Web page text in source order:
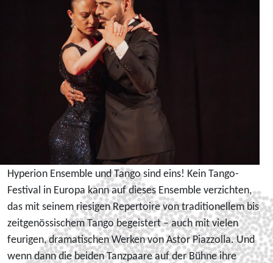
Hyperion Ensemble und Tango sind eins! Kein Tango-
Festival in Europa kann auf dieses Ensemble verzichten,
das mit seinem riesigen Repertoire von traditionellem bis
zeitgenössischem Tango begeistert – auch mit vielen
feurigen, dramatischen Werken von Astor Piazzolla. Und
wenn dann die beiden Tanzpaare auf der Bühne ihre